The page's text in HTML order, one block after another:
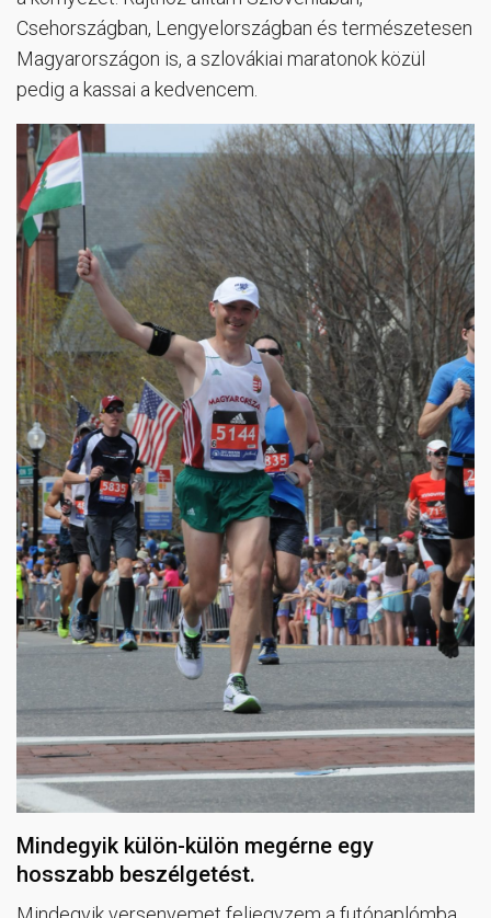
Csehországban, Lengyelországban és természetesen
Magyarországon is, a szlovákiai maratonok közül
pedig a kassai a kedvencem.
Mindegyik külön-külön megérne egy
hosszabb beszélgetést.